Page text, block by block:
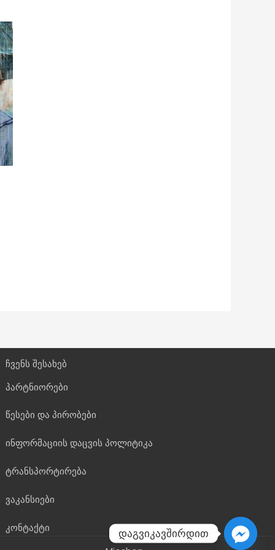
ჩვენს შესახებ
პარტნიორები
წესები და პირობები
ინფორმაციის დაცვის პოლიტიკა
ტრანსპორტირება
ვაკანსიები
კონტაქტი
დაგვიკავშირდით